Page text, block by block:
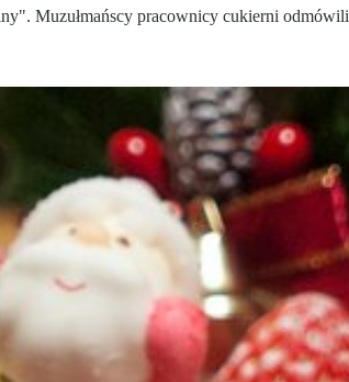
Muzułmańscy pracownicy cukierni odmówili